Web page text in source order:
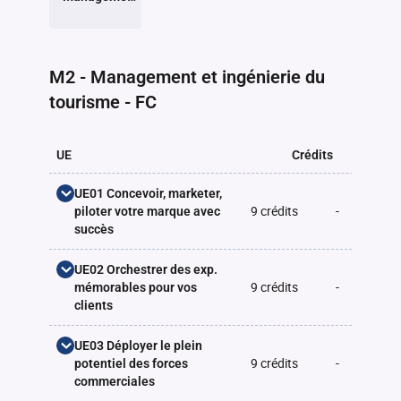
Retour à la liste des programmes
M2 - Management et ingénierie du
tourisme - FC
UE Crédits
UE01 Concevoir, marketer,
piloter votre marque avec
succès
9 crédits -
Identifier vos orientations
stratégiques majeures
(GEST01_MTCY)
3 crédits
Développer sa stratégie
territoriale de marque
(GEST02_MTCY)
3 crédits
UE02 Orchestrer des exp.
mémorables pour vos
clients
9 crédits -
Vivre des exp. mémorables :
le makting expérientiel
(GEST04_MTCY)
3 crédits
UE03 Déployer le plein
potentiel des forces
commerciales
9 crédits -